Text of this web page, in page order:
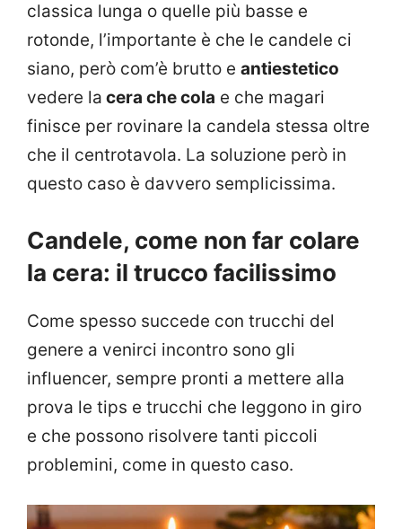
classica lunga o quelle più basse e
rotonde, l’importante è che le candele ci
siano, però com’è brutto e antiestetico
vedere la cera che cola e che magari
finisce per rovinare la candela stessa oltre
che il centrotavola. La soluzione però in
questo caso è davvero semplicissima.
Candele, come non far colare
la cera: il trucco facilissimo
Come spesso succede con trucchi del
genere a venirci incontro sono gli
influencer, sempre pronti a mettere alla
prova le tips e trucchi che leggono in giro
e che possono risolvere tanti piccoli
problemini, come in questo caso.